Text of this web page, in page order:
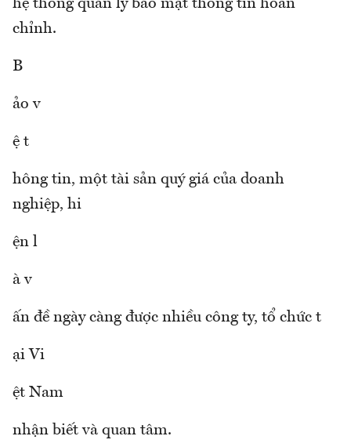
hệ thống quản lý bảo mật thông tin hoàn
chỉnh.
B
ảo v
ệ t
hông tin, một tài sản quý giá của doanh
nghiệp, hi
ện l
à v
ấn đề ngày càng được nhiều công ty, tổ chức t
ại Vi
ệt Nam
nhận biết và quan tâm.